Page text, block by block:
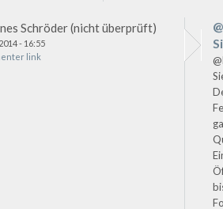
Schröder (nicht überprüft)
- 16:55
link